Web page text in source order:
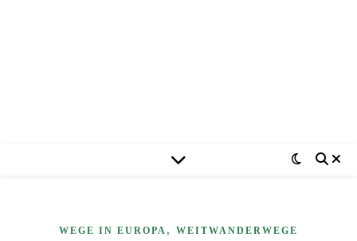
WEGE IN EUROPA , WEITWANDERWEGE